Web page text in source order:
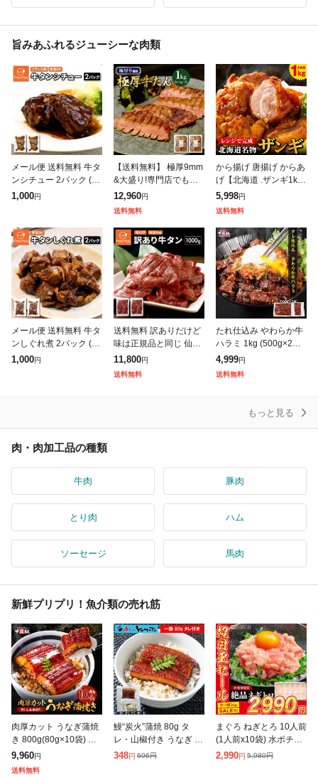
旨みあふれるジューシーな肉類
メール便 送料無料 牛タ
ンシチュー 2パック (10
0g×2) 牛タン 牛たん タ
1,000円
【送料無料】 極厚9mm
&大盛り!専門店でも提
供しているプロ仕様
〔味付け牛タン1kg(50
0g×2)〕仙台名物の味わ
いをフライパ
12,960円
送料無料
から揚げ 唐揚げ からあ
げ【北海道 .ザンギ1k
g.】まとめ買いで大幅
割引 カラアゲ 冷凍 送
料無料 セット 食品 【F
1】
5,998円
送料無料
メール便 送料無料 牛タ
ンしぐれ煮 2パック (10
0g×2) 牛タン 牛たん し
1,000円
送料無料 訳ありだけど
味は正規品と同じ 仙台
名物 極厚8mm 厚切り
牛タン 1kg (500g×2) 訳
あり
11,800円
送料無料
たれ仕込み やわらか牛
ハラミ 1kg (500g×2袋)
4〜6人前 牛肉 ハラミ
はらみ 焼肉 BBQ バー
ベキュー タレ漬け
4,999円
送料無料
もっと見る
肉・肉加工品の種類
牛肉 豚肉
とり肉 ハム
ソーセージ 馬肉
新鮮プリプリ！魚介類の売れ筋
肉厚カット うなぎ蒲焼
き 800g(80g×10袋) カ
ット うなぎ ウナギ 鰻
きざみ タレ 山椒付き
丑の日 土用の丑の日
9,960円
送料無料
鰻“炭火”蒲焼 80g タ
レ・山椒付き うなぎ ウ
ナギ 丼 丑の日 ひつま
348円 696円
まぐろ ねぎとろ 10人前
(1人前x10袋) 水ポチャ
解凍すぐ美味しい ギフ
2,990円 5,980円